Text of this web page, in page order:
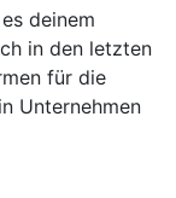
deinem
in den letzten
für die
Unternehmen